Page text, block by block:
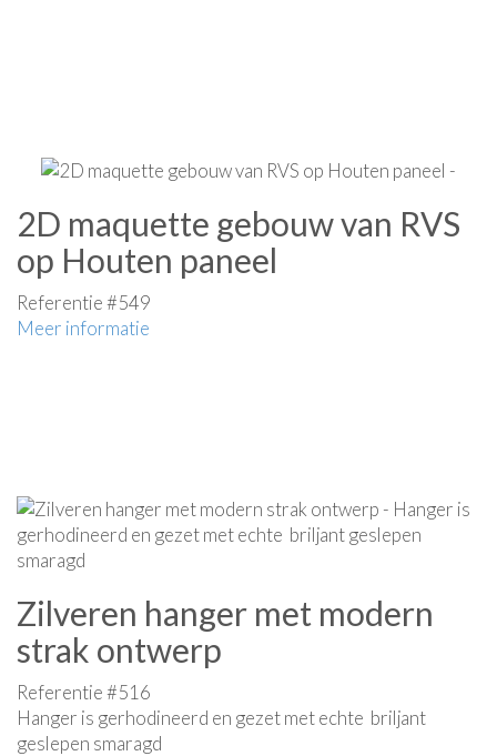
2D maquette gebouw van RVS
op Houten paneel
Referentie #549
Meer informatie
Zilveren hanger met modern
strak ontwerp
Referentie #516
Hanger is gerhodineerd en gezet met echte briljant
geslepen smaragd